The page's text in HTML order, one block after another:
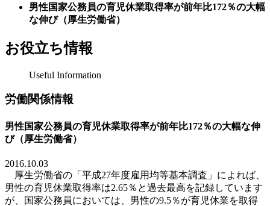
男性国家公務員の育児休業取得率が前年比172％の大幅
な伸び（厚生労働省）
お役立ち情報
Useful Information
労働関係情報
男性国家公務員の育児休業取得率が前年比172％の大幅な伸
び（厚生労働省）
2016.10.03
厚生労働省の「平成27年度雇用均等基本調査」によれば、
男性の育児休業取得率は2.65％と過去最高を記録しています
が、国家公務員においては、男性の9.5％が育児休業を取得